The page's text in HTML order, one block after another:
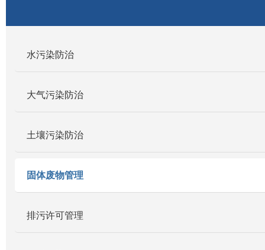
水污染防治
大气污染防治
土壤污染防治
固体废物管理
排污许可管理